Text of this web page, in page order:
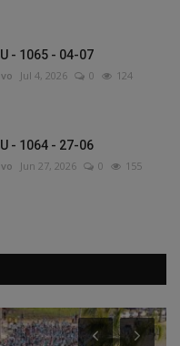
- 1065 - 04-07
Jul 4, 2026 0 124
- 1064 - 27-06
Jun 27, 2026 0 155